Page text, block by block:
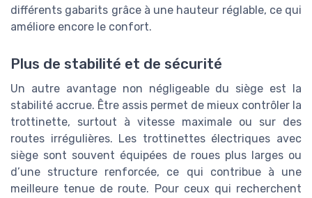
différents gabarits grâce à une hauteur réglable, ce qui
améliore encore le confort.
Plus de stabilité et de sécurité
Un autre avantage non négligeable du siège est la
stabilité accrue. Être assis permet de mieux contrôler la
trottinette, surtout à vitesse maximale ou sur des
routes irrégulières. Les trottinettes électriques avec
siège sont souvent équipées de roues plus larges ou
d’une structure renforcée, ce qui contribue à une
meilleure tenue de route. Pour ceux qui recherchent